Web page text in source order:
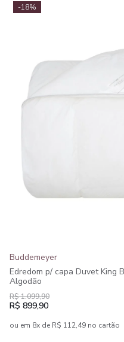
-18%
Buddemeyer
Edredom p/ capa Duvet King
Algodão
R$ 1.099,90
R$ 899,90
ou em 8x de R$ 112,49 no cartão